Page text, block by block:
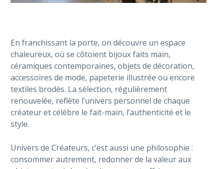
En franchissant la porte, on découvre un espace
chaleureux, où se côtoient bijoux faits main,
céramiques contemporaines, objets de décoration,
accessoires de mode, papeterie illustrée ou encore
textiles brodés. La sélection, régulièrement
renouvelée, reflète l’univers personnel de chaque
créateur et célèbre le fait-main, l’authenticité et le
style.
Univers de Créateurs, c’est aussi une philosophie :
consommer autrement, redonner de la valeur aux